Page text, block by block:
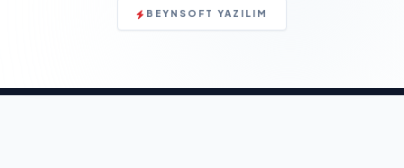
BEYNSOFT YAZILIM